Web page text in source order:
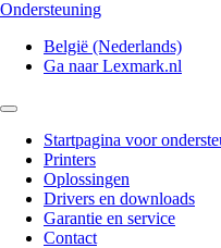
Ondersteuning
België (Nederlands)
Ga naar Lexmark.nl
Startpagina voor
Printers
Oplossingen
Drivers en downloads
Garantie en service
Contact